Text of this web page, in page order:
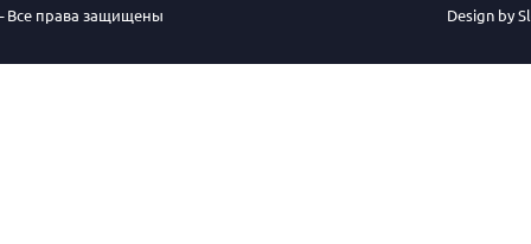
Все права защищены Design by